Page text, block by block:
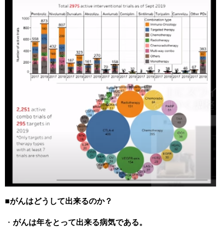
■がんはどうして出来るのか？
・ がんは年をとって出来る病気である。